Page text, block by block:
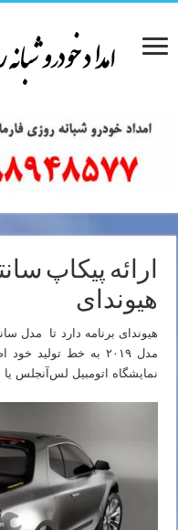
ارائه پیکاپ
هیوندای
مدل ۲۰۱۹ به خط تولید
نمایشگاه اتومبیل لس‌آنجلس